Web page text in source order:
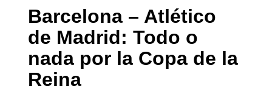
Barcelona – Atlético
de Madrid: Todo o
nada por la Copa de la
Reina